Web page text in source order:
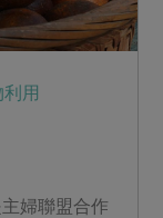
用
婦聯盟合作